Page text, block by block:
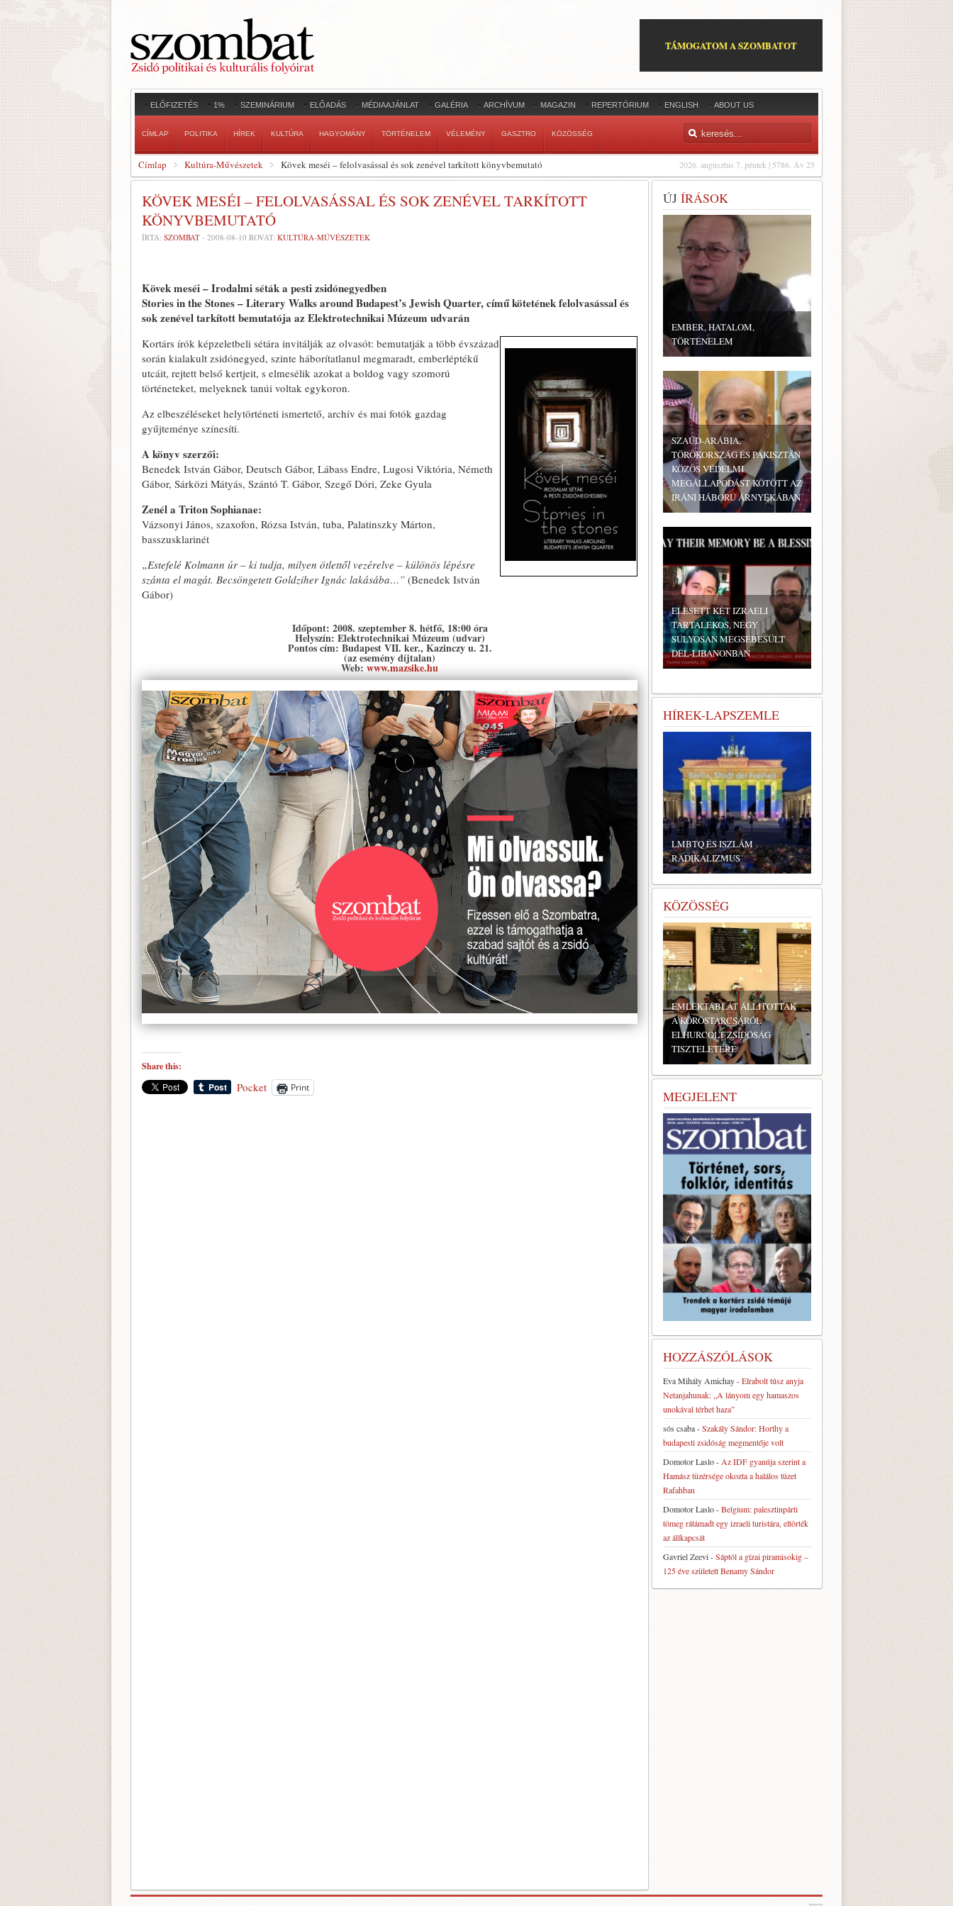
TÁMOGATOM A SZOMBATOT
ELŐFIZETÉS 1% SZEMINÁRIUM ELŐADÁS MÉDIAAJÁNLAT GALÉRIA ARCHÍVUM MAGAZIN REPERTÓRIUM ENGLISH ABOUT US
CÍMLAP POLITIKA HÍREK KULTÚRA HAGYOMÁNY TÖRTÉNELEM VÉLEMÉNY GASZTRO KÖZÖSSÉG
2026. augusztus 7, péntek | 5786. Áv 25
Címlap Kultúra-Művészetek Kövek meséi – felolvasással és sok zenével tarkított könyvbemutató
KÖVEK MESÉI – FELOLVASÁSSAL ÉS SOK ZENÉVEL TARKÍTOTT
KÖNYVBEMUTATÓ
ÍRTA: SZOMBAT - 2008-08-10 ROVAT: KULTÚRA-MŰVÉSZETEK
Kövek meséi – Irodalmi séták a pesti zsidónegyedben
Stories in the Stones – Literary Walks around Budapest’s Jewish Quarter, című kötetének felolvasással és
sok zenével tarkított bemutatója az Elektrotechnikai Múzeum udvarán
Kortárs írók képzeletbeli sétára invitálják az olvasót: bemutatják a több évszázad
során kialakult zsidónegyed, szinte háborítatlanul megmaradt, emberléptékű
utcáit, rejtett belső kertjeit, s elmesélik azokat a boldog vagy szomorú
történeteket, melyeknek tanúi voltak egykoron.
Az elbeszéléseket helytörténeti ismertető, archív és mai fotók gazdag
gyűjteménye színesíti.
A könyv szerzői:
Benedek István Gábor, Deutsch Gábor, Lábass Endre, Lugosi Viktória, Németh
Gábor, Sárközi Mátyás, Szántó T. Gábor, Szegő Dóri, Zeke Gyula
Zenél a Triton Sophianae:
Vázsonyi János, szaxofon, Rózsa István, tuba, Palatinszky Márton,
basszusklarinét
„Estefelé Kolmann úr – ki tudja, milyen ötlettől vezérelve – különös lépésre
szánta el magát. Becsöngetett Goldziher Ignác lakásába…” (Benedek István
Gábor)
Időpont: 2008. szeptember 8. hétfő, 18:00 óra
Helyszín: Elektrotechnikai Múzeum (udvar)
Pontos cím: Budapest VII. ker., Kazinczy u. 21.
(az esemény díjtalan)
Web: www.mazsike.hu
Share this:
Pocket Print
ÚJ ÍRÁSOK
EMBER, HATALOM,
TÖRTÉNELEM
SZAÚD-ARÁBIA,
TÖRÖKORSZÁG ÉS PAKISZTÁN
KÖZÖS VÉDELMI
MEGÁLLAPODÁST KÖTÖTT AZ
IRÁNI HÁBORÚ ÁRNYÉKÁBAN
ELESETT KÉT IZRAELI
TARTALÉKOS, NÉGY
SÚLYOSAN MEGSEBESÜLT
DÉL-LIBANONBAN
HÍREK-LAPSZEMLE
LMBTQ ÉS ISZLÁM
RADIKALIZMUS
KÖZÖSSÉG
EMLÉKTÁBLÁT ÁLLÍTOTTAK
A KÖRÖSTARCSÁRÓL
ELHURCOLT ZSIDÓSÁG
TISZTELETÉRE
MEGJELENT
HOZZÁSZÓLÁSOK
Eva Mihály Amichay-Elrabolt túsz anyja
Netanjahunak: „A lányom egy hamaszos
unokával térhet haza”
sós csaba-Szakály Sándor: Horthy a
budapesti zsidóság megmentője volt
Domotor Laslo- Az IDF gyanúja szerint a
Hamász tüzérsége okozta a halálos tüzet
Rafahban
Domotor Laslo-Belgium: palesztinpárti
tömeg rátámadt egy izraeli turistára, eltörték
az állkapcsát
Gavriel Zeevi-Sáptól a gízai piramisokig –
125 éve született Benamy Sándor